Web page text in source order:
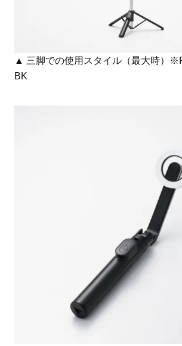
▲ 三脚での使用スタイル（最大時）
BK